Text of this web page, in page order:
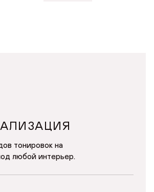
тонировок на
любой интерьер.